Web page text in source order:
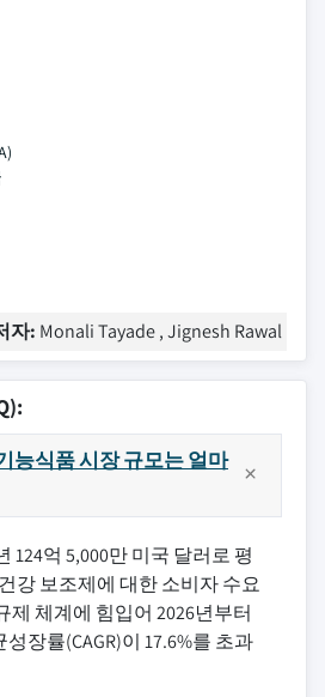
자: Monali Tayade , Jignesh Rawal
능식품 시장 규모는 얼마
124억 5,000만 미국 달러로 평
강 보조제에 대한 소비자 수요
제 체계에 힘입어 2026년부터
장률(CAGR)이 17.6%를 초과